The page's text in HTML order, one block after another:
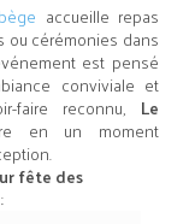
accueille repas
ou cérémonies dans
est pensé
conviviale et
faire reconnu, Le
en un moment
fête des